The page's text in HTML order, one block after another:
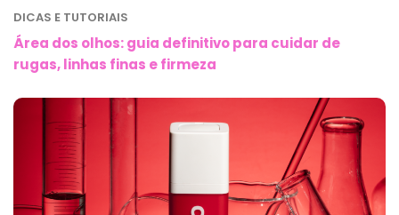
DICAS E TUTORIAIS
Área dos olhos: guia definitivo para cuidar de
rugas, linhas finas e firmeza